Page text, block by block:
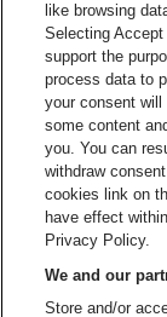
Lotto
like browsing
Selecting
support the
process data to
your consent
some content
you. You can
withdraw
cookies link on
have effect
Privacy Policy.
We and our
Store and/or